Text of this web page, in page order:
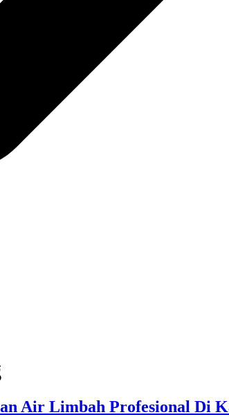
Air Limbah Profesional Di